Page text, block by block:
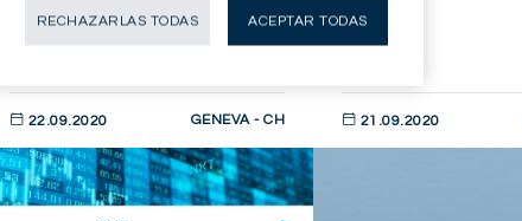
22.09.2020 GENEVA - CH
DESCUBRIR AHORA
21.09.2020
RECHAZARLAS TODAS ACEPTAR TODAS